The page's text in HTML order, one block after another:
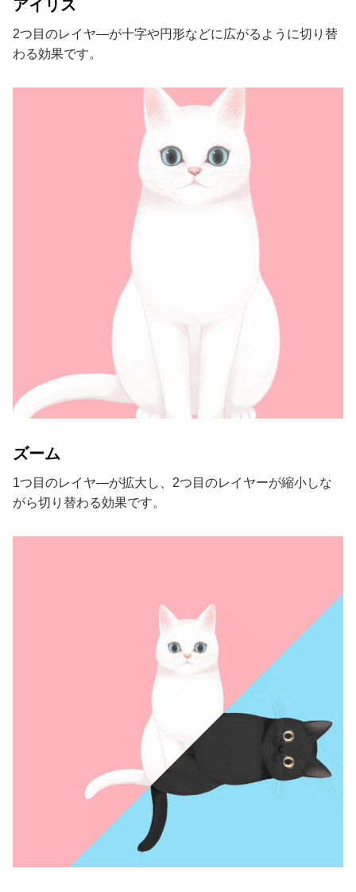
アイリス
2つ目のレイヤ―が十字や円形などに広がるように切り替
わる効果です。
ズーム
1つ目のレイヤ―が拡大し、2つ目のレイヤーが縮小しな
がら切り替わる効果です。